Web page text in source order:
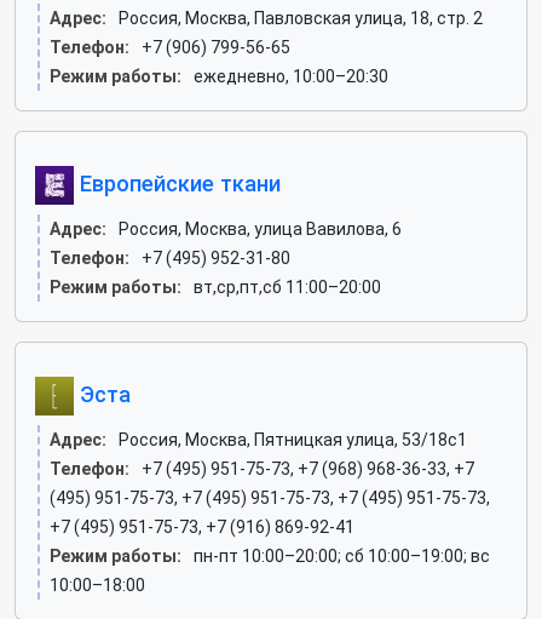
Адрес:
Россия, Москва, Павловская улица, 18, стр. 2
Телефон:
+7 (906) 799-56-65
Режим работы:
ежедневно, 10:00–20:30
Европейские ткани
Адрес:
Россия, Москва, улица Вавилова, 6
Телефон:
+7 (495) 952-31-80
Режим работы:
вт,ср,пт,сб 11:00–20:00
Эста
Адрес:
Россия, Москва, Пятницкая улица, 53/18с1
Телефон:
+7 (495) 951-75-73, +7 (968) 968-36-33, +7
(495) 951-75-73, +7 (495) 951-75-73, +7 (495) 951-75-73,
+7 (495) 951-75-73, +7 (916) 869-92-41
Режим работы:
пн-пт 10:00–20:00; сб 10:00–19:00; вс
10:00–18:00